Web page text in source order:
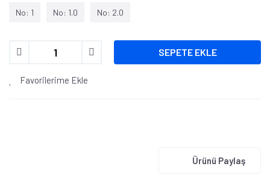
No: 1 No: 1.0 No: 2.0
SEPETE EKLE
Favorilerime Ekle
Ürünü Paylaş